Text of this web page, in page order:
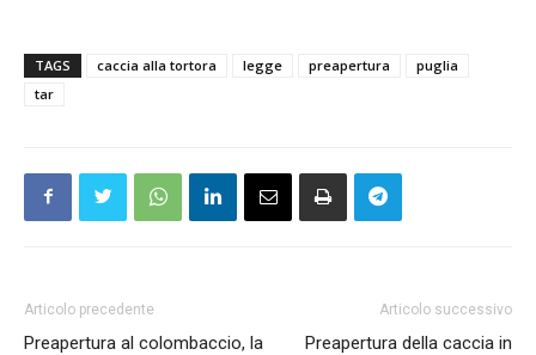
TAGS caccia alla tortora legge preapertura
puglia
tar
Articolo precedente
Preapertura al colombaccio, la
Articolo successivo
Preapertura della caccia in